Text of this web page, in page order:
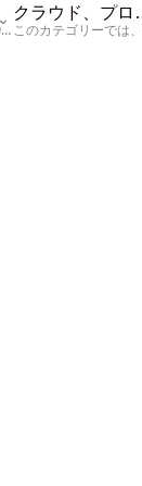
このカテゴリーでは、OSに関する情報を記載しています。
クラ